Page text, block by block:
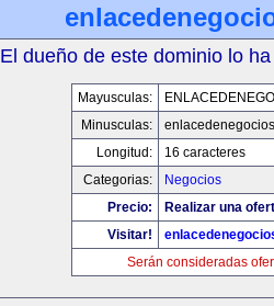
El dueño de este dominio lo
Mayusculas:
Minusculas:
Longitud:
16 caracteres
Categorias:
Negocios
Precio:
Realizar una
Visitar!
Serán consideradas